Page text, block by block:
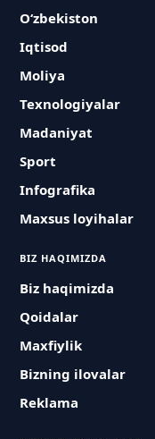
O‘zbekiston
Iqtisod
Moliya
Texnologiyalar
Madaniyat
Sport
Infografika
Maxsus loyihalar
BIZ HAQIMIZDA
Biz haqimizda
Qoidalar
Maxfiylik
Bizning ilovalar
Reklama